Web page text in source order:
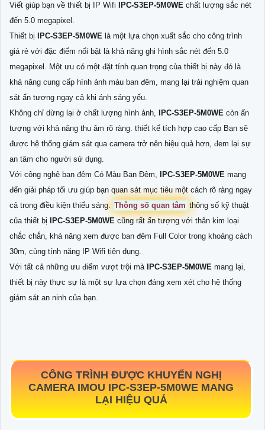
Viết giúp bạn về thiết bị IP Wifi IPC-S3EP-5M0WE chất lượng sắc nét
đến 5.0 megapixel.
Thiết bị
IPC-S3EP-5M0WE là một lựa chọn xuất sắc cho công trình
giá rẻ với đặc điểm nổi bật là khả năng ghi hình sắc nét đến 5.0
megapixel. Một ưu có một đặt tính quan trọng của thiết bị này đó là
khả năng cung cấp hình ảnh màu ban đêm, mang lại trải nghiệm quan
sát ấn tượng ngay cả khi ánh sáng yếu.
Không chỉ dừng lại ở chất lượng hình ảnh,
IPC-S3EP-5M0WE còn ấn
tượng với khả năng thu âm rõ ràng. thiết kế tích hợp cao cấp Bạn sẽ
được hệ thống giám sát qua camera trở nên hiệu quả hơn, đem lại sự
an tâm cho người sử dụng.
Với công nghệ ban đêm Có Màu Ban Đêm,
IPC-S3EP-5M0WE mang
đến giải pháp tối ưu giúp bạn quan sát mục tiêu một cách rõ ràng ngay
cả trong điều kiện thiếu sáng. Thông số quan tâm thông số kỹ thuật
của thiết bị
IPC-S3EP-5M0WE cũng rất ấn tượng với thân kim loại
chắc chắn, khả năng xem được ban đêm Full Color trong khoảng cách
30m, cùng tính năng IP Wifi tiện dụng.
Với tất cả những ưu điểm vượt trội mà IPC-S3EP-5M0WE mang lại,
thiết bị này thực sự là một sự lựa chọn đáng xem xét cho hệ thống
giám sát an ninh của bạn.
CÔNG TRÌNH ĐƯỢC KHUYẾN NGHỊ
CAMERA IMOU IPC-S3EP-5M0WE MANG
LẠI HIỆU QUẢ